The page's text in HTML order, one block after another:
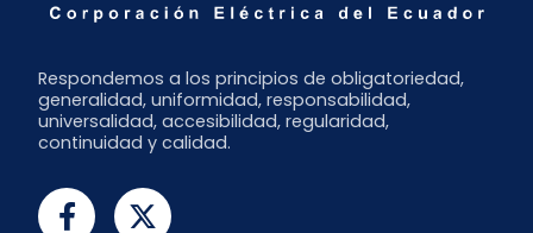
Respondemos a los principios de obligatoriedad,
generalidad, uniformidad, responsabilidad,
universalidad, accesibilidad, regularidad,
continuidad y calidad.